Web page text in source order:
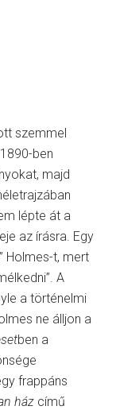
szemmel
ben
majd
lépte át a
az írásra. Egy
Holmes-t, mert
A
a történelmi
ne álljon a
ben a
frappáns
ház című